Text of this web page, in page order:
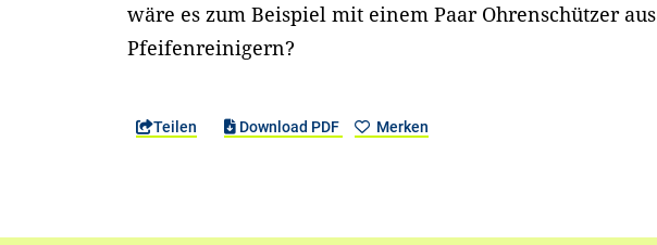
wäre es zum Beispiel mit einem Paar Ohrenschützer aus
Pfeifenreinigern?
Teilen Download PDF Merken